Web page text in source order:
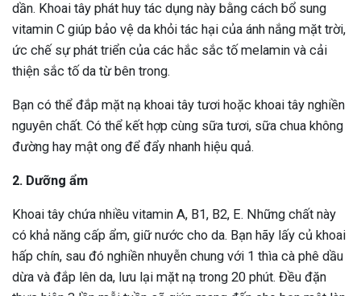
dần. Khoai tây phát huy tác dụng này bằng cách bổ sung
vitamin C giúp bảo vệ da khỏi tác hại của ánh nắng mặt trời,
ức chế sự phát triển của các hắc sắc tố melamin và cải
thiện sắc tố da từ bên trong.
Bạn có thể đắp mặt nạ khoai tây tươi hoặc khoai tây nghiền
nguyên chất. Có thể kết hợp cùng sữa tươi, sữa chua không
đường hay mật ong để đẩy nhanh hiệu quả.
2. Dưỡng ẩm
Khoai tây chứa nhiều vitamin A, B1, B2, E. Những chất này
có khả năng cấp ẩm, giữ nước cho da. Bạn hãy lấy củ khoai
hấp chín, sau đó nghiền nhuyễn chung với 1 thìa cà phê dầu
dừa và đắp lên da, lưu lại mặt nạ trong 20 phút. Đều đặn